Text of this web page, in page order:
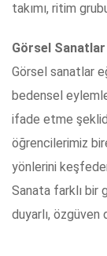
takımı, ritim
Görsel
Görsel sanatlar
bedensel
ifade etme
öğrencilerimiz
yönlerini
Sanata farklı bir
duyarlı, özgüven